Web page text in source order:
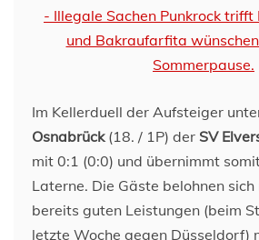
Im Kellerduell der Aufsteiger
Osnabrück(18. / 1P) der SV
mit 0:1 (0:0) und übernimmt
Laterne. Die Gäste belohnen
bereits guten Leistungen (beim
letzte Woche gegen Düsseldorf)